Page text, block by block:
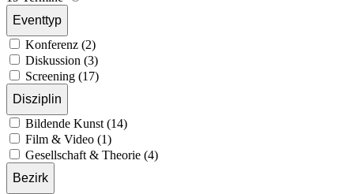
Eventtyp
Konferenz (2)
Diskussion (3)
Screening (17)
Disziplin
Bildende Kunst (14)
Film & Video (1)
Gesellschaft & Theorie (4)
Bezirk